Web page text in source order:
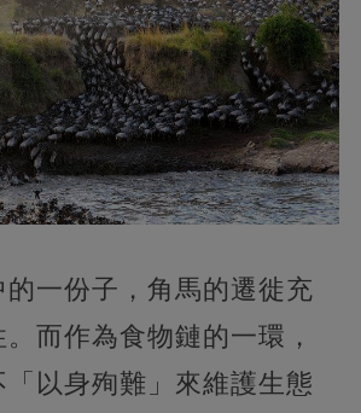
一份子，角馬的遷徙充
而作為食物鏈的一環，
以身殉難」來維護生態